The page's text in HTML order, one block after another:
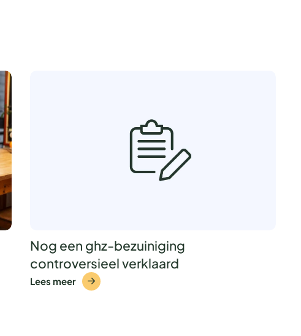
Nog een ghz-bezuiniging
controversieel verklaard
Lees meer